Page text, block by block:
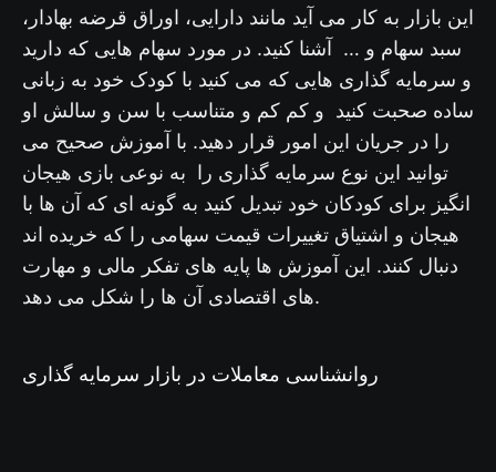
این بازار به کار می آید مانند دارایی، اوراق قرضه بهادار،
سبد سهام و … آشنا کنید. در مورد سهام هایی که دارید
و سرمایه گذاری هایی که می کنید با کودک خود به زبانی
ساده صحبت کنید و کم کم و متناسب با سن و سالش او
را در جریان این امور قرار دهید. با آموزش صحیح می
توانید این نوع سرمایه گذاری را به نوعی بازی هیجان
انگیز برای کودکان خود تبدیل کنید به گونه ای که آن ها با
هیجان و اشتیاق تغییرات قیمت سهامی را که خریده اند
دنبال کنند. این آموزش ها پایه های تفکر مالی و مهارت
های اقتصادی آن ها را شکل می دهد.
روانشناسی معاملات در بازار سرمایه گذاری